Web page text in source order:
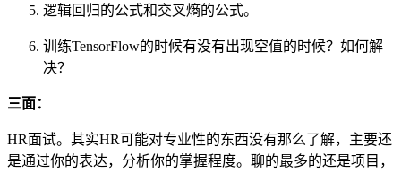
逻辑回归的公式和交叉熵的公式。
训练TensorFlow的时候有没有出现空值的时候？如何解
决？
三面：
HR面试。其实HR可能对专业性的东西没有那么了解，主要还
是通过你的表达，分析你的掌握程度。聊的最多的还是项目，